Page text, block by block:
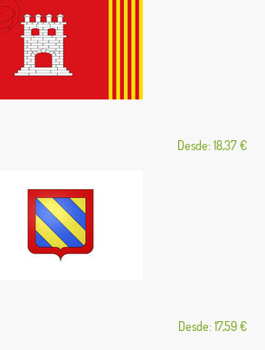
Desde: 18,37 €
Desde: 17,59 €